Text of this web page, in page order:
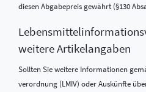
diesen Abgabepreis gewährt (§130
weitere Artikelangaben
Sollten Sie weitere Informationen
verordnung (LMIV) oder Auskünfte